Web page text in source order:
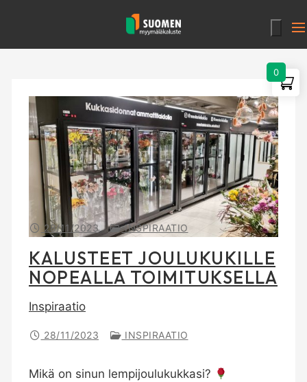
28/11/2023 INSPIRAATIO
KALUSTEET JOULUKUKILLE
NOPEALLA TOIMITUKSELLA
Inspiraatio
28/11/2023 INSPIRAATIO
Mikä on sinun lempijoulukukkasi?
0